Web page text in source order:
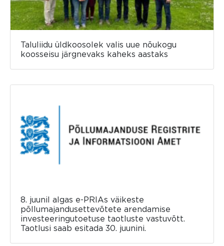
Taluliidu üldkoosolek valis uue nõukogu
koosseisu järgnevaks kaheks aastaks
8. juunil algas e-PRIAs väikeste
põllumajandusettevõtete arendamise
investeeringutoetuse taotluste vastuvõtt.
Taotlusi saab esitada 30. juunini.